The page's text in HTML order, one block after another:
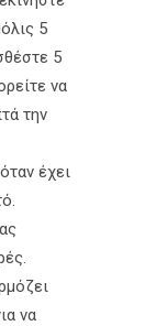
5
5
να
την
έχει
να